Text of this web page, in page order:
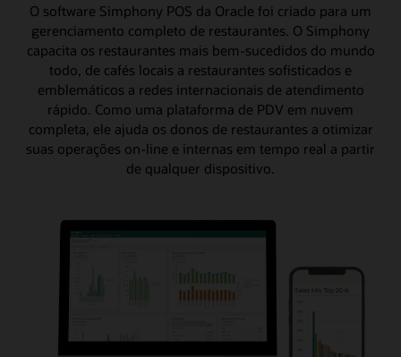
O software Simphony POS da Oracle foi criado para um
gerenciamento completo de restaurantes. O Simphony
capacita os restaurantes mais bem-sucedidos do mundo
todo, de cafés locais a restaurantes sofisticados e
emblemáticos a redes internacionais de atendimento
rápido. Como uma plataforma de PDV em nuvem
completa, ele ajuda os donos de restaurantes a otimizar
suas operações on-line e internas em tempo real a partir
de qualquer dispositivo.